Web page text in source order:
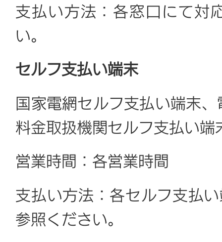
支払い方法：各窓口にて対
い。
セルフ支払い端末
国家電網セルフ支払い端末
料金取扱機関セルフ支払い端
営業時間：各営業時間
支払い方法：各セルフ支払
参照ください。